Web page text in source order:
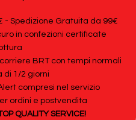
- Spedizione Gratuita da 99€
in confezioni certificate
BRT con tempi normali
di 1/2 giorni
compresi nel servizio
ordini e postvendita
QUALITY SERVICE!